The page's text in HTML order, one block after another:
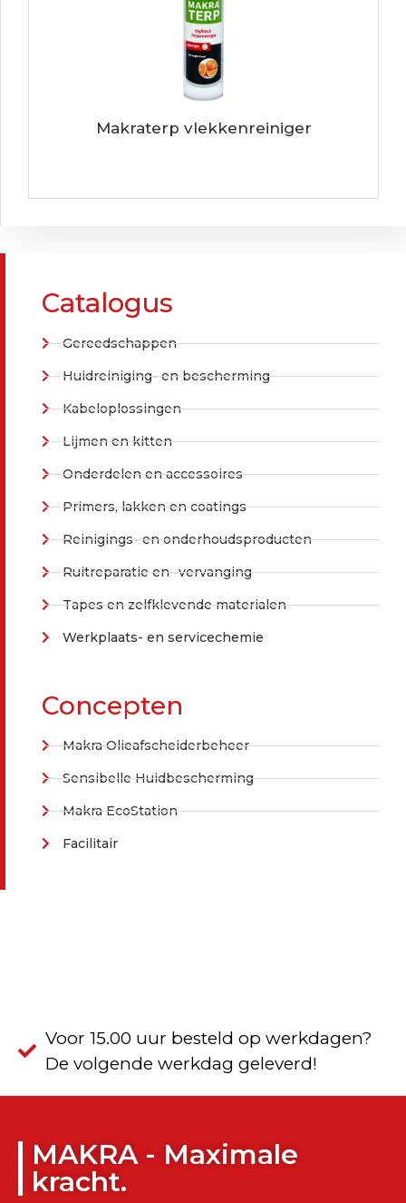
Catalogus
Gereedschappen
Huidreiniging- en bescherming
Kabeloplossingen
Lijmen en kitten
Onderdelen en accessoires
Primers, lakken en coatings
Reinigings- en onderhoudsproducten
Ruitreparatie en -vervanging
Tapes en zelfklevende materialen
Werkplaats- en servicechemie
Concepten
Makra Olieafscheiderbeheer
Sensibelle Huidbescherming
Makra EcoStation
Facilitair
Makraterp vlekkenreiniger
Voor 15.00 uur besteld op werkdagen?
De volgende werkdag geleverd!
MAKRA - Maximale
kracht.